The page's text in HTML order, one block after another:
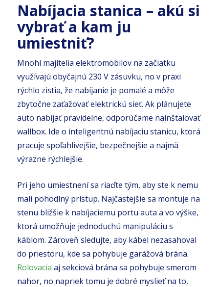
Nabíjacia stanica – akú si
vybrať a kam ju
umiestniť?
Mnohí majitelia elektromobilov na začiatku
využívajú obyčajnú 230 V zásuvku, no v praxi
rýchlo zistia, že nabíjanie je pomalé a môže
zbytočne zaťažovať elektrickú sieť. Ak plánujete
auto nabíjať pravidelne, odporúčame nainštalovať
wallbox. Ide o inteligentnú nabíjaciu stanicu, ktorá
pracuje spoľahlivejšie, bezpečnejšie a najmä
výrazne rýchlejšie.
Pri jeho umiestnení sa riaďte tým, aby ste k nemu
mali pohodlný prístup. Najčastejšie sa montuje na
stenu bližšie k nabíjaciemu portu auta a vo výške,
ktorá umožňuje jednoduchú manipuláciu s
káblom. Zároveň sledujte, aby kábel nezasahoval
do priestoru, kde sa pohybuje garážová brána.
Rolovacia aj sekciová brána sa pohybuje smerom
nahor, no napriek tomu je dobré myslieť na to,